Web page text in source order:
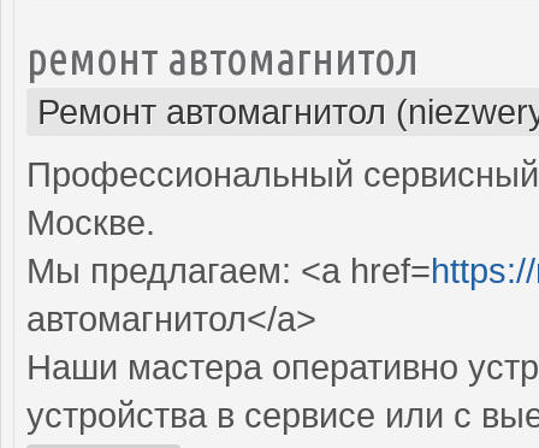
ремонт автомагнитол
Ремонт автомагнитол
Профессиональный
Москве.
Мы предлагаем: <a href=
автомагнитол</a>
Наши мастера оперативно
устройства в сервисе или с